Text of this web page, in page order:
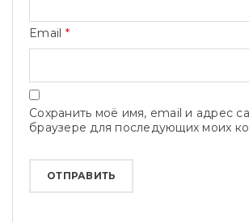
Email *
Сохранить моё имя, email и адрес
браузере для последующих моих